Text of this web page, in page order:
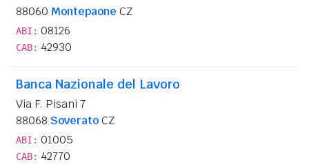
88060 Montepaone CZ
ABI: 08126
CAB: 42930
Banca Nazionale del Lavoro
Via F. Pisani 7
88068 SoveratoCZ
ABI: 01005
CAB: 42770